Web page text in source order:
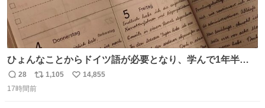
ひょんなことからドイツ語が必要となり、学んで1年半に
なる。 ちなみに最初の半年で『必携ドイツ文法総まとめ』
と『重要単語4000』を数十周して丸暗記した。読み書きに
返
信
28
リ
ポ
1,105
い
14,855
17時間前